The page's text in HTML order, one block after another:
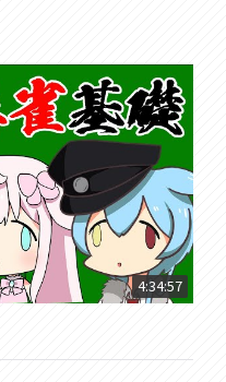
4:34:57